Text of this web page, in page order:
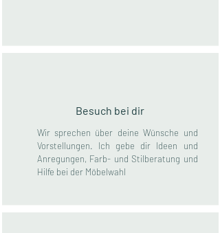
Besuch bei dir
Wir sprechen über deine Wünsche und
Vorstellungen. Ich gebe dir Ideen und
Anregungen, Farb- und Stilberatung und
Hilfe bei der Möbelwahl